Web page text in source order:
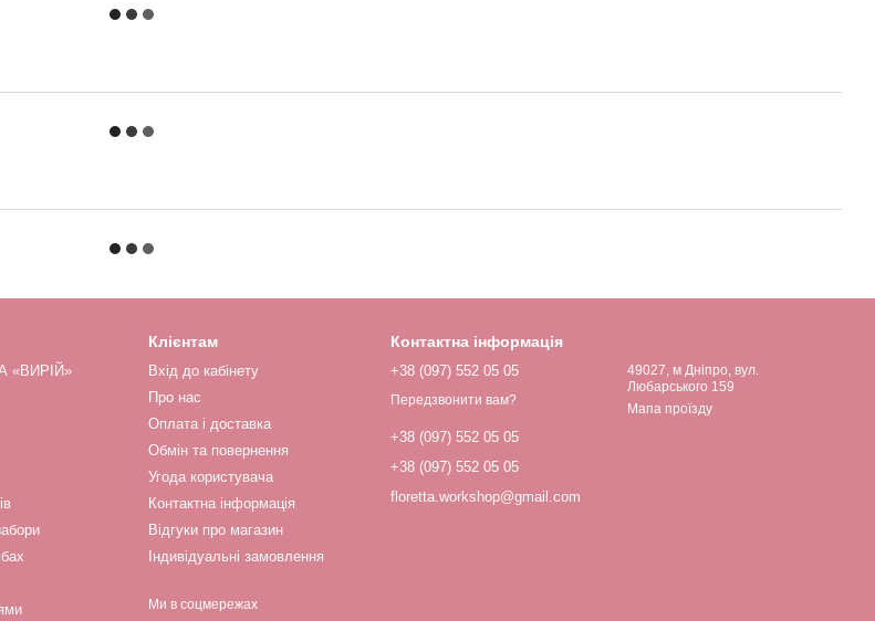
«ВИРІЙ»
Клієнтам
Вхід до кабінету
Про нас
Оплата і доставка
Обмін та повернення
Угода користувача
Контактна інформація
Відгуки про магазин
Індивідуальні замовлення
Ми в соцмережах
Контактна інформація
+38 (097) 552 05 05
Передзвонити вам?
+38 (097) 552 05 05
+38 (097) 552 05 05
floretta.workshop@gmail.com
49027, м Дніпро, вул.
Любарського 159
Мапа проїзду